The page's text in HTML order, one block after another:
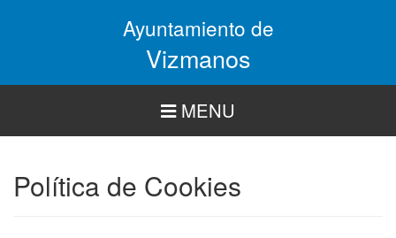
Ayuntamiento de
Vizmanos
MENU
Política de Cookies